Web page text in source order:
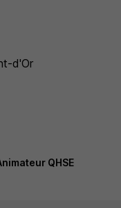
d'Or
QHSE